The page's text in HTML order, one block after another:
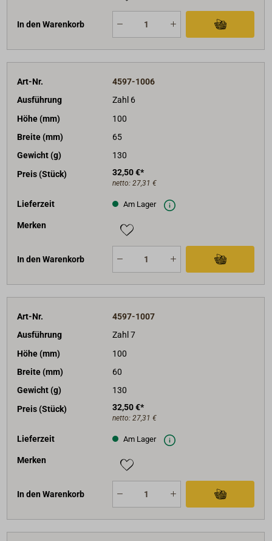
In den Warenkorb
Art-Nr.
4597-1006
Ausführung
Zahl 6
Höhe (mm)
100
Breite (mm)
65
Gewicht (g)
130
Preis (Stück)
32,50 €*
netto: 27,31 €
Lieferzeit Am Lager
Merken
In den Warenkorb
Art-Nr.
4597-1007
Ausführung
Zahl 7
Höhe (mm)
100
Breite (mm)
60
Gewicht (g)
130
Preis (Stück)
32,50 €*
netto: 27,31 €
Lieferzeit Am Lager
Merken
In den Warenkorb